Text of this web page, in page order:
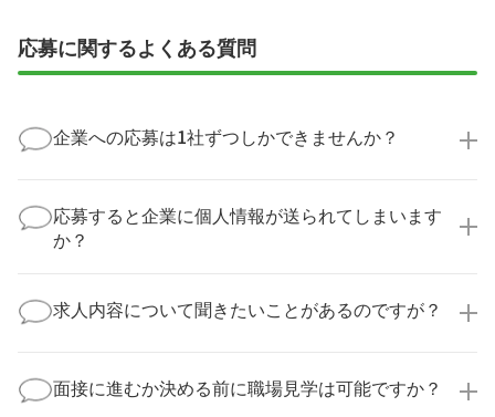
応募に関するよくある質問
企業への応募は1社ずつしかできませんか？
実際に医療キャリアナビを利用して転職に成功した方
の多くは、複数応募して自分に合った職場を選ばれて
います。
応募すると企業に個人情報が送られてしまいます
か？
業様に個人情報が送られることはありません！
より詳細な求人情報をご確認いただいた上で、転職希
求人内容について聞きたいことがあるのですが？
してお答えいたします。
勤務体制や職場の雰囲気、研修制度など、どんな小さ
面接に進むか決める前に職場見学は可能ですか？